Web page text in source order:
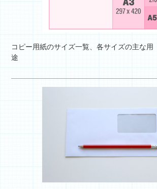
コピー用紙のサイズ一覧、各サイズの主な用
途